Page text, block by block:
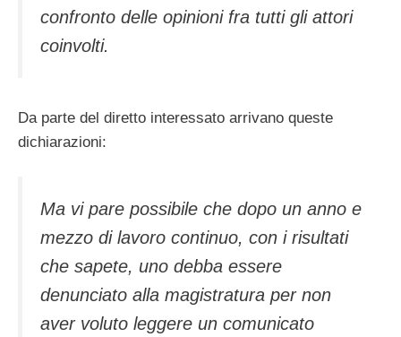
confronto delle opinioni fra tutti gli attori
coinvolti.
Da parte del diretto interessato arrivano queste
dichiarazioni:
Ma vi pare possibile che dopo un anno e
mezzo di lavoro continuo, con i risultati
che sapete, uno debba essere
denunciato alla magistratura per non
aver voluto leggere un comunicato